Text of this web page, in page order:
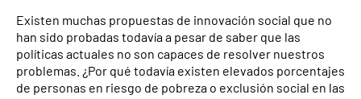
Existen muchas propuestas de innovación social que no
han sido probadas todavía a pesar de saber que las
políticas actuales no son capaces de resolver nuestros
problemas. ¿Por qué todavía existen elevados porcentajes
de personas en riesgo de pobreza o exclusión social en las